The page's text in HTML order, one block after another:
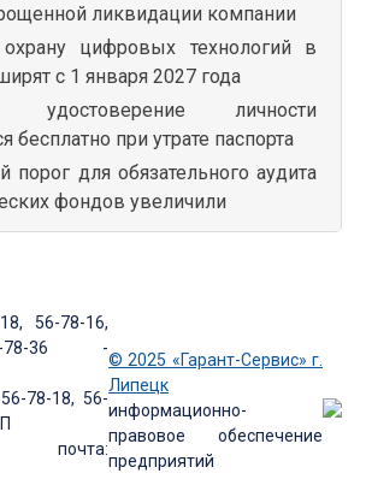
ликвидации компании
цифровых технологий в
с 1 января 2027 года
удостоверение личности
бесплатно при утрате паспорта
порог для обязательного аудита
фондов увеличили
56-78-16,
78-36 -
78-18, 56-
почта:
© 2025 «Гарант-Сервис» г.
Липецк
информационно-
правовое обеспечение
предприятий